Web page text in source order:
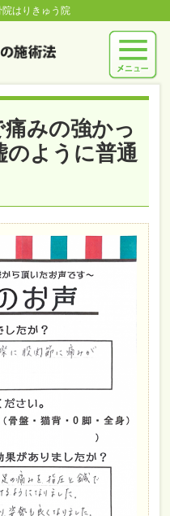
はりきゅう院
みの強かっ
のように普通